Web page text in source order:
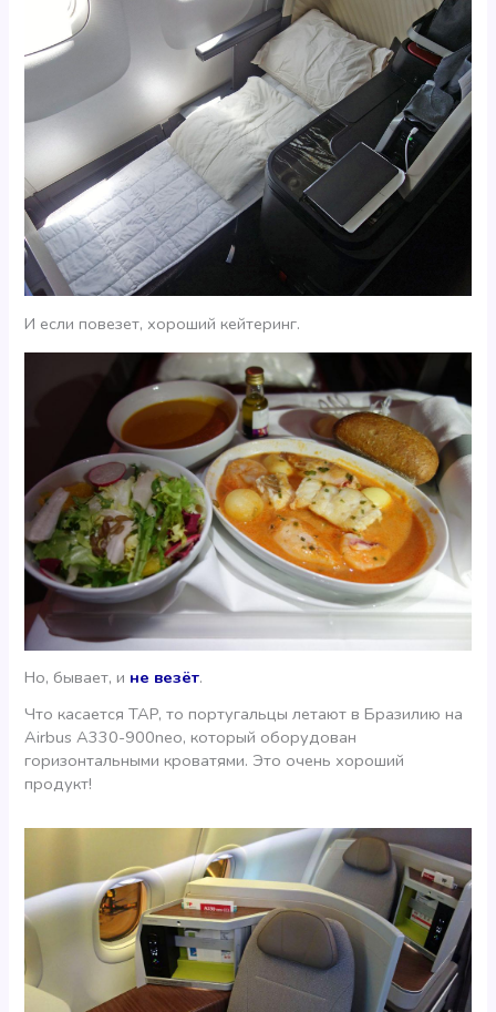
И если повезет, хороший кейтеринг.
Но, бывает, и не везёт.
Что касается TAP, то португальцы летают в Бразилию на
Airbus A330-900neo, который оборудован
горизонтальными кроватями. Это очень хороший
продукт!